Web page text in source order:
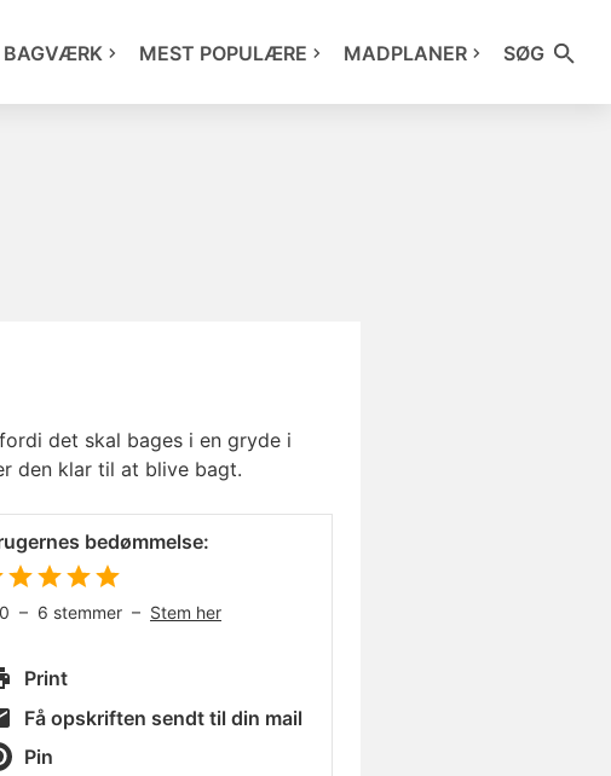
BAGVÆRK MEST POPULÆRE MADPLANER SØG
det skal bages i en gryde i
den klar til at blive bagt.
bedømmelse:
– 6 stemmer – Stem her
Print
Få opskriften sendt til din mail
Pin